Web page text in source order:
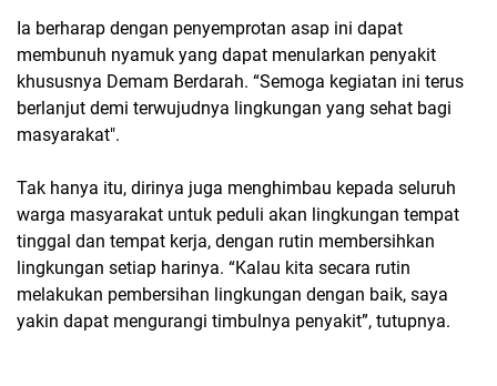
Ia berharap dengan penyemprotan asap ini dapat
membunuh nyamuk yang dapat menularkan penyakit
khususnya Demam Berdarah. “Semoga kegiatan ini terus
berlanjut demi terwujudnya lingkungan yang sehat bagi
masyarakat".
Tak hanya itu, dirinya juga menghimbau kepada seluruh
warga masyarakat untuk peduli akan lingkungan tempat
tinggal dan tempat kerja, dengan rutin membersihkan
lingkungan setiap harinya. “Kalau kita secara rutin
melakukan pembersihan lingkungan dengan baik, saya
yakin dapat mengurangi timbulnya penyakit”, tutupnya.